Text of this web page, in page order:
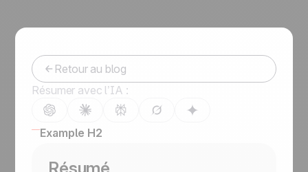
Retour au blog
Résumer avec l’IA :
Example H2